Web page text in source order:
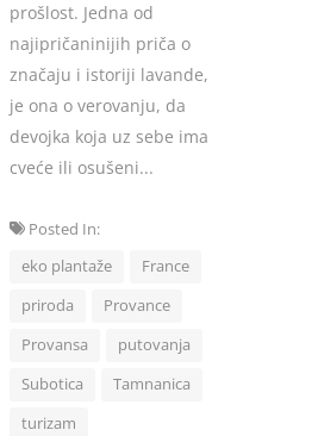
prošlost. Jedna od
najipričaninijih priča o
značaju i istoriji lavande,
je ona o verovanju, da
devojka koja uz sebe ima
cveće ili osušeni...
Posted In:
eko plantaže
France
priroda
Provance
Provansa
putovanja
Subotica
Tamnanica
turizam